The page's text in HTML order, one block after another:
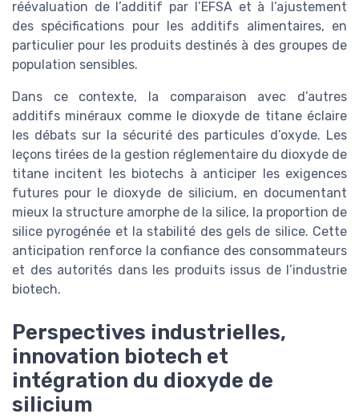
réévaluation de l’additif par l’EFSA et à l’ajustement
des spécifications pour les additifs alimentaires, en
particulier pour les produits destinés à des groupes de
population sensibles.
Dans ce contexte, la comparaison avec d’autres
additifs minéraux comme le dioxyde de titane éclaire
les débats sur la sécurité des particules d’oxyde. Les
leçons tirées de la gestion réglementaire du dioxyde de
titane incitent les biotechs à anticiper les exigences
futures pour le dioxyde de silicium, en documentant
mieux la structure amorphe de la silice, la proportion de
silice pyrogénée et la stabilité des gels de silice. Cette
anticipation renforce la confiance des consommateurs
et des autorités dans les produits issus de l’industrie
biotech.
Perspectives industrielles,
innovation biotech et
intégration du dioxyde de
silicium